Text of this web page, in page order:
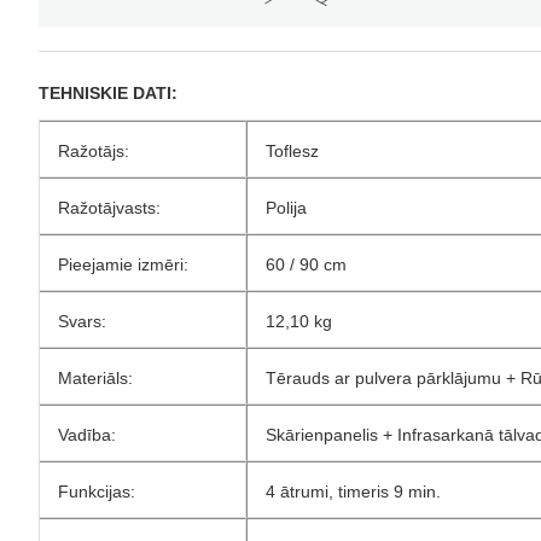
TEHNISKIE DATI:
Ražotājs: Toflesz
Ražotājvasts: Polija
Pieejamie izmēri: 60 / 90 cm
Svars: 12,10 kg
Materiāls: Tērauds ar pulvera pārklājumu +
Vadība: Skārienpanelis + Infrasarkanā
Funkcijas: 4 ātrumi, timeris 9 min.